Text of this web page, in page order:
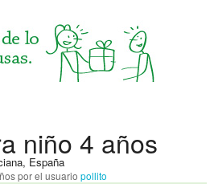
niño 4 años
España
por el usuario pollito